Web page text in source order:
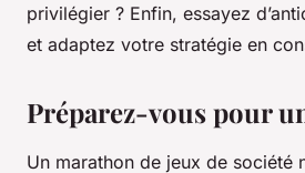
privilégier ? Enfin, essayez
et adaptez votre stratégie en
Préparez-vous pour
Un marathon de jeux de société